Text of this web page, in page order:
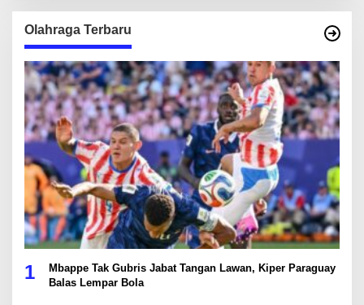
Olahraga Terbaru
1
Mbappe Tak Gubris Jabat Tangan Lawan, Kiper Paraguay
Balas Lempar Bola